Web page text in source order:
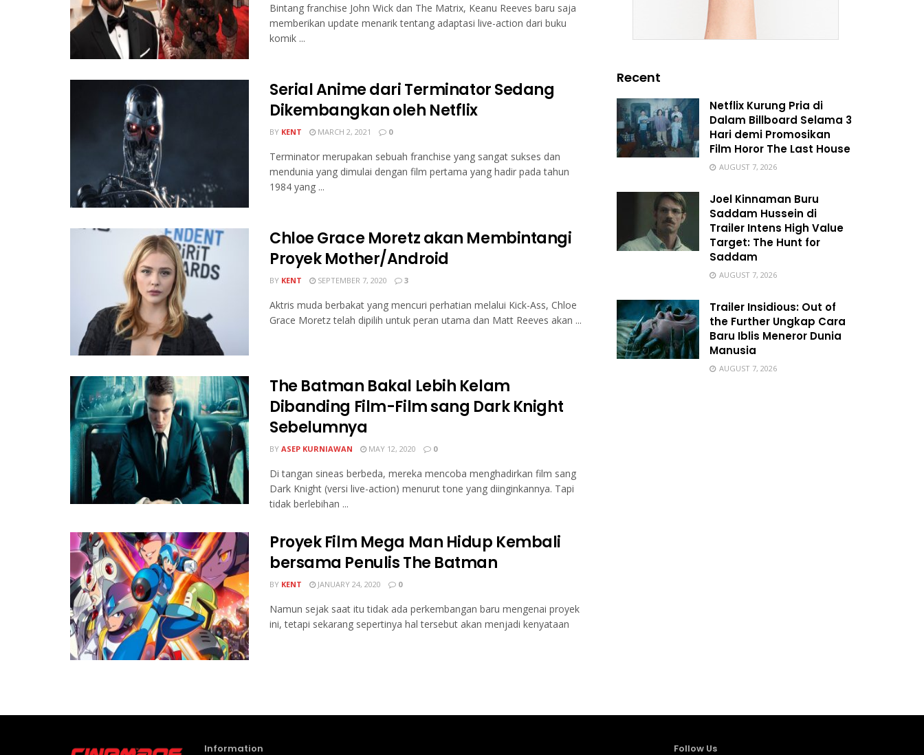
Bintang franchise John Wick dan The Matrix, Keanu Reeves baru saja
memberikan update menarik tentang adaptasi live-action dari buku
komik ...
Serial Anime dari Terminator Sedang
Dikembangkan oleh Netflix
BY KENT MARCH 2, 2021 0
Terminator merupakan sebuah franchise yang sangat sukses dan
mendunia yang dimulai dengan film pertama yang hadir pada tahun
1984 yang ...
Chloe Grace Moretz akan Membintangi
Proyek Mother/Android
BY KENT SEPTEMBER 7, 2020 3
Aktris muda berbakat yang mencuri perhatian melalui Kick-Ass, Chloe
Grace Moretz telah dipilih untuk peran utama dan Matt Reeves akan ...
The Batman Bakal Lebih Kelam
Dibanding Film-Film sang Dark Knight
Sebelumnya
BY ASEP KURNIAWAN MAY 12, 2020 0
Di tangan sineas berbeda, mereka mencoba menghadirkan film sang
Dark Knight (versi live-action) menurut tone yang diinginkannya. Tapi
tidak berlebihan ...
Proyek Film Mega Man Hidup Kembali
bersama Penulis The Batman
BY KENT JANUARY 24, 2020 0
Namun sejak saat itu tidak ada perkembangan baru mengenai proyek
ini, tetapi sekarang sepertinya hal tersebut akan menjadi kenyataan
Recent
Netflix Kurung Pria di
Dalam Billboard Selama 3
Hari demi Promosikan
Film Horor The Last House
AUGUST 7, 2026
Joel Kinnaman Buru
Saddam Hussein di
Trailer Intens High Value
Target: The Hunt for
Saddam
AUGUST 7, 2026
Trailer Insidious: Out of
the Further Ungkap Cara
Baru Iblis Meneror Dunia
Manusia
AUGUST 7, 2026
Information Follow Us